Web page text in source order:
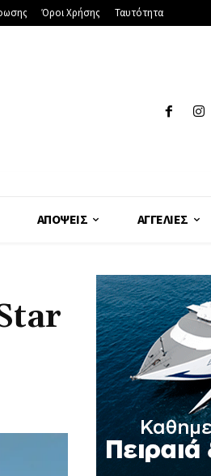
Όροι Χρήσης Ταυτότητα
ΑΠΌΨΕΙΣ ΑΓΓΕΛΊΕΣ